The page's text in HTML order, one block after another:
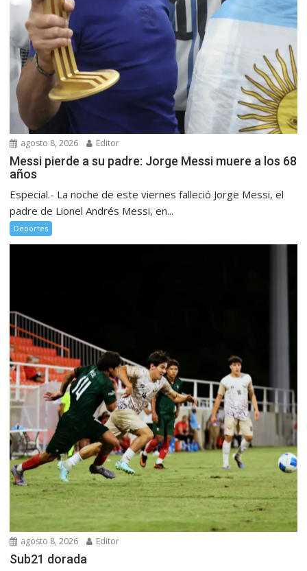
agosto 8, 2026 Editor
Messi pierde a su padre: Jorge Messi muere a los 68
años
Especial.- La noche de este viernes falleció Jorge Messi, el
padre de Lionel Andrés Messi, en...
Deportes
agosto 8, 2026 Editor
Sub21 dorada